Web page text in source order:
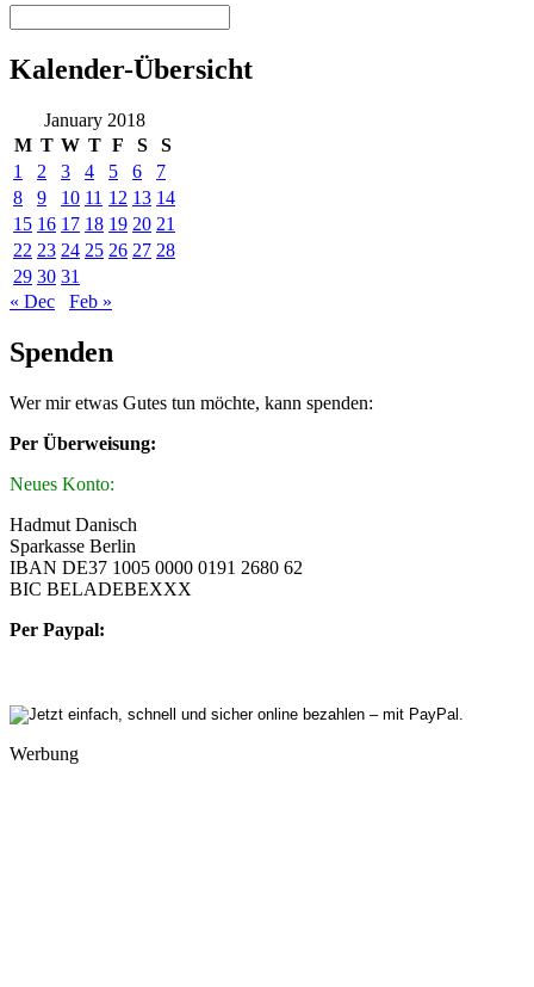
Kalender-Übersicht
January 2018
M T W T F S
S
1
2 3 4 5 6
7
8
9 10 11 12 13 14
15 16 17 18 19 20 21
22 23 24 25 26 27 28
29 30 31
« Dec
Feb »
Spenden
Wer mir etwas Gutes tun möchte, kann spenden:
Per Überweisung:
Neues Konto:
Hadmut Danisch
Sparkasse Berlin
IBAN DE37 1005 0000 0191 2680 62
BIC BELADEBEXXX
Per Paypal:
Werbung